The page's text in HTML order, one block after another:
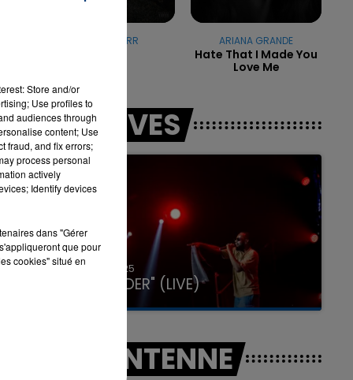
LA TEAM DE L'ÉTÉ
AYRA STARR ARIANA GRANDE
Hate That I Made You
Love Me
LES LIVES
31 janvier 2025
GIMS "SPIDER" (LIVE)
A L'ANTENNE
Store and/or
Use profiles to
audiences through
content; Use
fraud, and fix errors;
process personal
actively
Identify devices
dans "Gérer
que pour
cookies" situé en